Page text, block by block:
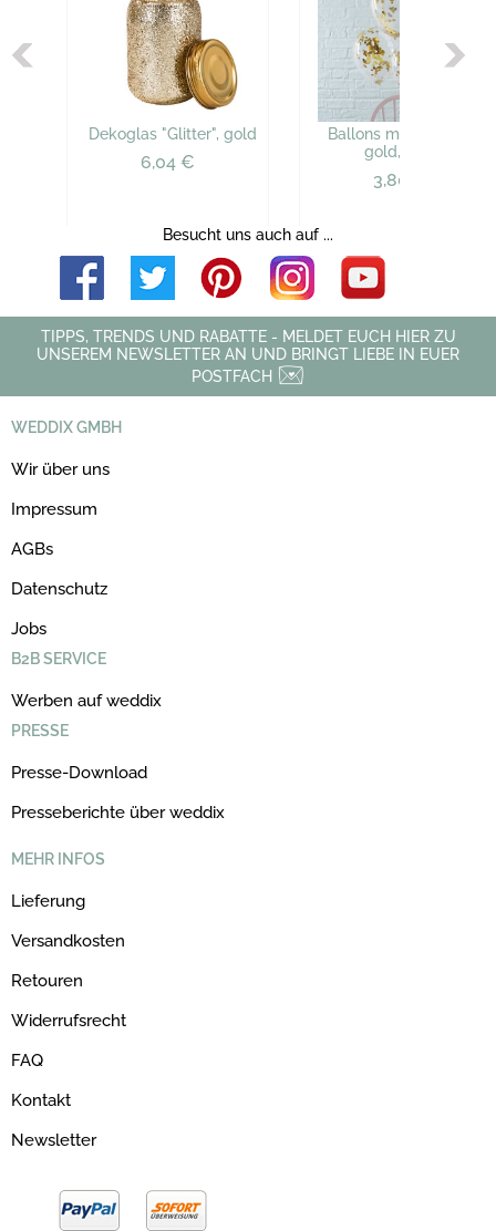
Dekoglas "Glitter", gold
6,04 €
Ballons mit Konfetti,
gold, 5 St.
3,80 €
Besucht uns auch auf ...
TIPPS, TRENDS UND RABATTE - MELDET EUCH HIER ZU
UNSEREM NEWSLETTER AN UND BRINGT LIEBE IN EUER
POSTFACH
WEDDIX GMBH
Wir über uns
Impressum
AGBs
Datenschutz
Jobs
B2B SERVICE
Werben auf weddix
PRESSE
Presse-Download
Presseberichte über weddix
MEHR INFOS
Lieferung
Versandkosten
Retouren
Widerrufsrecht
FAQ
Kontakt
Newsletter